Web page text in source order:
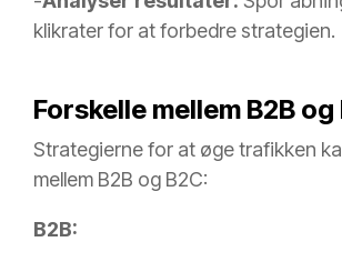
klikrater for at forbedre strategien.
Forskelle mellem B2B og
Strategierne for at øge trafikken
mellem B2B og B2C:
B2B: